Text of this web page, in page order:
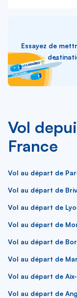
Essayez de
Vol
France
Vol au départ de
Vol au départ de
Vol au départ de
Vol au départ de
Vol au départ de
Vol au départ de
Vol au départ de
Vol au départ de